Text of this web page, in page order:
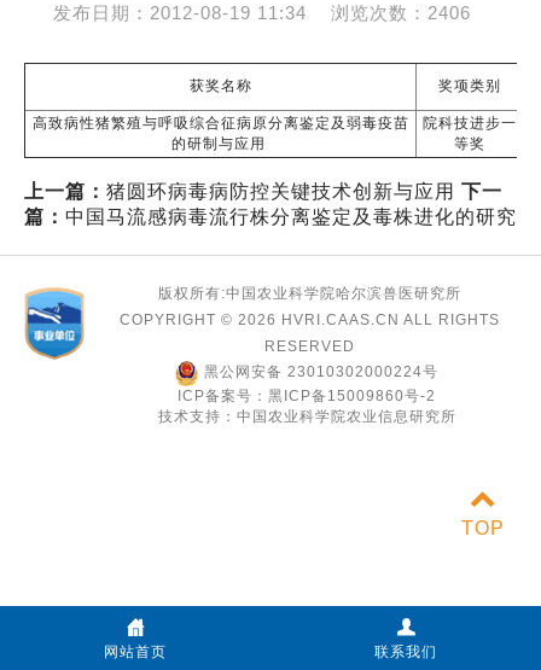
发布日期： 2012-08-19 11:34 浏览次数： 2406
获奖名称 奖项类别
高致病性猪繁殖与呼吸综合征病原分离鉴定及弱毒疫苗
的研制与应用
院科技进步一
等奖
上一篇： 猪圆环病毒病防控关键技术创新与应用 下一
篇： 中国马流感病毒流行株分离鉴定及毒株进化的研究
网站首页 联系我们
版权所有:中国农业科学院哈尔滨兽医研究所
COPYRIGHT © 2026 HVRI.CAAS.CN ALL RIGHTS
RESERVED
黑公网安备 23010302000224号
ICP备案号：黑ICP备15009860号-2
技术支持：中国农业科学院农业信息研究所
TOP